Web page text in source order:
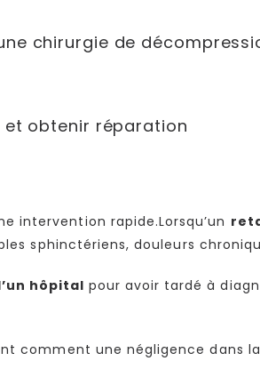
chirurgie de
obtenir réparation
intervention rapide.Lorsqu’un
sphinctériens, douleurs
hôpital pour avoir tardé à
comment une négligence dans